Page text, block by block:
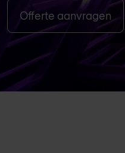
Offerte aanvragen